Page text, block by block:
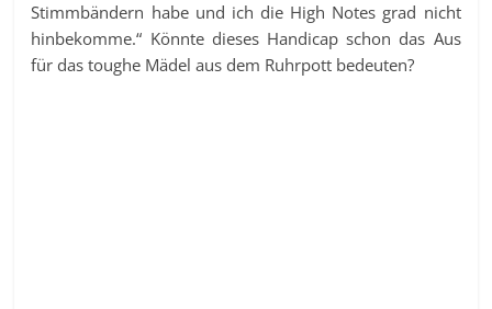
Stimmbändern habe und ich die High Notes grad nicht
hinbekomme.“ Könnte dieses Handicap schon das Aus
für das toughe Mädel aus dem Ruhrpott bedeuten?